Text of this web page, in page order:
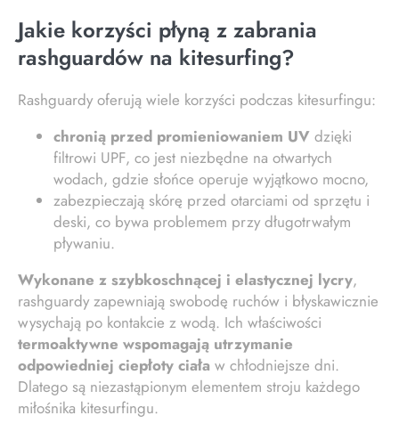
Jakie korzyści płyną z zabrania
rashguardów na kitesurfing?
Rashguardy oferują wiele korzyści podczas kitesurfingu:
chronią przed promieniowaniem UV dzięki
filtrowi UPF, co jest niezbędne na otwartych
wodach, gdzie słońce operuje wyjątkowo mocno,
zabezpieczają skórę przed otarciami od sprzętu i
deski, co bywa problemem przy długotrwałym
pływaniu.
Wykonane z szybkoschnącej i elastycznej lycry,
rashguardy zapewniają swobodę ruchów i błyskawicznie
wysychają po kontakcie z wodą. Ich właściwości
termoaktywne wspomagają utrzymanie
odpowiedniej ciepłoty ciała w chłodniejsze dni.
Dlatego są niezastąpionym elementem stroju każdego
miłośnika kitesurfingu.